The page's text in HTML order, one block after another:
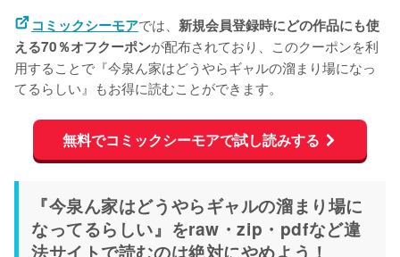
コミックシーモアでは、 新規会員登録時にどの作品にも使
える70％オフクーポンが配布されており、このクーポンを利
用することで『今泉ん家はどうやらギャルの溜まり場になっ
てるらしい』もお得に読むことができます。
無料でコミックシーモアで試し読みする
『今泉ん家はどうやらギャルの溜まり場に
なってるらしい』をraw・zip・pdfなど違
法サイトで読むのは絶対にやめよう！